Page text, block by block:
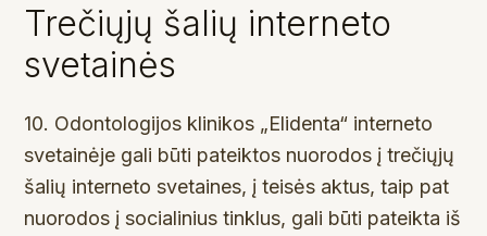
Trečiųjų šalių interneto
svetainės
10. Odontologijos klinikos „Elidenta“ interneto
svetainėje gali būti pateiktos nuorodos į trečiųjų
šalių interneto svetaines, į teisės aktus, taip pat
nuorodos į socialinius tinklus, gali būti pateikta iš